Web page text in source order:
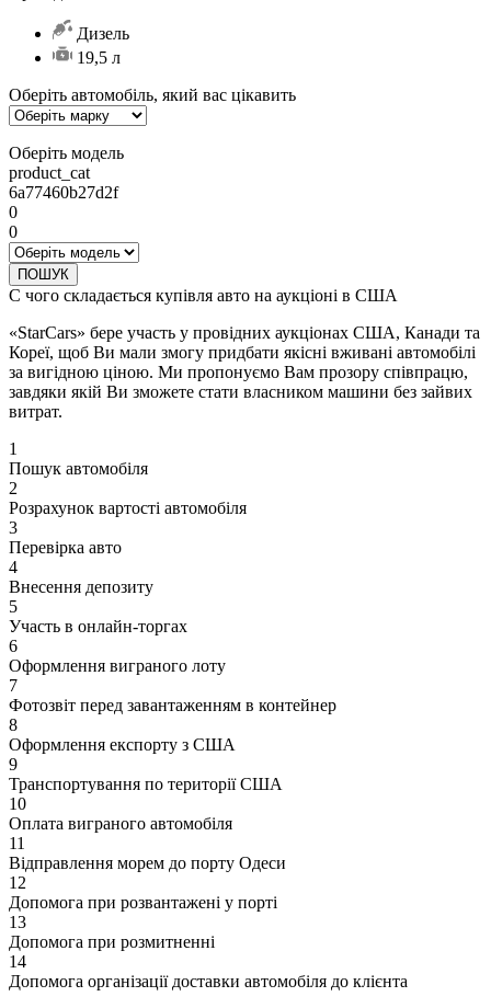
Дизель
19,5 л
Оберіть автомобіль, який вас цікавить
Оберіть модель
product_cat
6a77460b27d2f
0
0
ПОШУК
С чого складається купівля авто на аукціоні в США
«StarCars» бере участь у провідних аукціонах США, Канади та
Кореї, щоб Ви мали змогу придбати якісні вживані автомобілі
за вигідною ціною. Ми пропонуємо Вам прозору співпрацю,
завдяки якій Ви зможете стати власником машини без зайвих
витрат.
1
Пошук автомобіля
2
Розрахунок вартості автомобіля
3
Перевірка авто
4
Внесення депозиту
5
Участь в онлайн-торгах
6
Оформлення виграного лоту
7
Фотозвіт перед завантаженням в контейнер
8
Оформлення експорту з США
9
Транспортування по території США
10
Оплата виграного автомобіля
11
Відправлення морем до порту Одеси
12
Допомога при розвантажені у порті
13
Допомога при розмитненні
14
Допомога організації доставки автомобіля до клієнта